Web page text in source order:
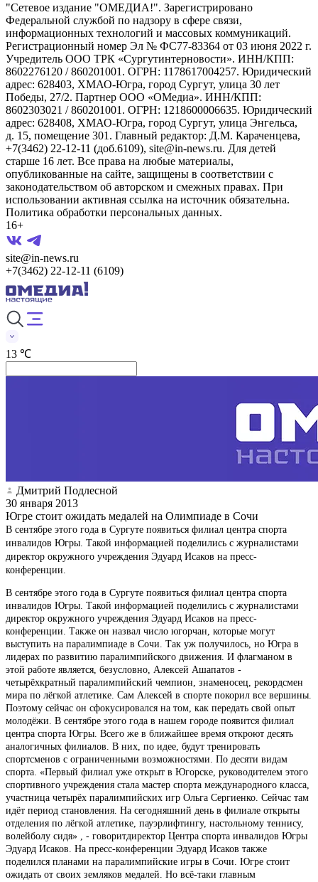
"Сетевое издание "ОМЕДИА!". Зарегистрировано
Федеральной службой по надзору в сфере связи,
информационных технологий и массовых коммуникаций.
Регистрационный номер Эл № ФС77-83364 от 03 июня 2022 г.
Учредитель ООО ТРК «Сургутинтерновости». ИНН/КПП:
8602276120 / 860201001. ОГРН: 1178617004257. Юридический
адрес: 628403, ХМАО-Югра, город Сургут, улица 30 лет
Победы, 27/2. Партнер ООО «ОМедиа». ИНН/КПП:
8602303021 / 860201001. ОГРН: 1218600006635. Юридический
адрес: 628408, ХМАО-Югра, город Сургут, улица Энгельса,
д. 15, помещение 301. Главный редактор: Д.М. Караченцева,
+7(3462) 22-12-11 (доб.6109), site@in-news.ru. Для детей
старше 16 лет. Все права на любые материалы,
опубликованные на сайте, защищены в соответствии с
законодательством об авторском и смежных правах. При
использовании активная ссылка на источник обязательна.
Политика обработки персональных данных.
16+
site@in-news.ru
+7(3462) 22-12-11 (6109)
13 ℃
Дмитрий Подлесной
30 января 2013
Югре стоит ожидать медалей на Олимпиаде в Сочи
В сентябре этого года в Сургуте появиться филиал центра спорта
инвалидов Югры. Такой информацией поделились с журналистами
директор окружного учреждения Эдуард Исаков на пресс-
конференции.
В сентябре этого года в Сургуте появиться филиал центра спорта
инвалидов Югры. Такой информацией поделились с журналистами
директор окружного учреждения Эдуард Исаков на пресс-
конференции. Также он назвал число югорчан, которые могут
выступить на паралимпиаде в Сочи. Так уж получилось, но Югра в
лидерах по развитию паралимпийского движения. И флагманом в
этой работе является, безусловно, Алексей Ашапатов -
четырёхкратный паралимпийский чемпион, знаменосец, рекордсмен
мира по лёгкой атлетике. Сам Алексей в спорте покорил все вершины.
Поэтому сейчас он сфокусировался на том, как передать свой опыт
молодёжи. В сентябре этого года в нашем городе появится филиал
центра спорта Югры. Всего же в ближайшее время откроют десять
аналогичных филиалов. В них, по идее, будут тренировать
спортсменов с ограниченными возможностями. По десяти видам
спорта. «Первый филиал уже открыт в Югорске, руководителем этого
спортивного учреждения стала мастер спорта международного класса,
участница четырёх паралимпийских игр Ольга Сергиенко. Сейчас там
идёт период становления. На сегодняшний день в филиале открыты
отделения по лёгкой атлетике, пауэрлифтингу, настольному теннису,
волейболу сидя» , - говоритдиректор Центра спорта инвалидов Югры
Эдуард Исаков. На пресс-конференции Эдуард Исаков также
поделился планами на паралимпийские игры в Сочи. Югре стоит
ожидать от своих земляков медалей. Но всё-таки главным